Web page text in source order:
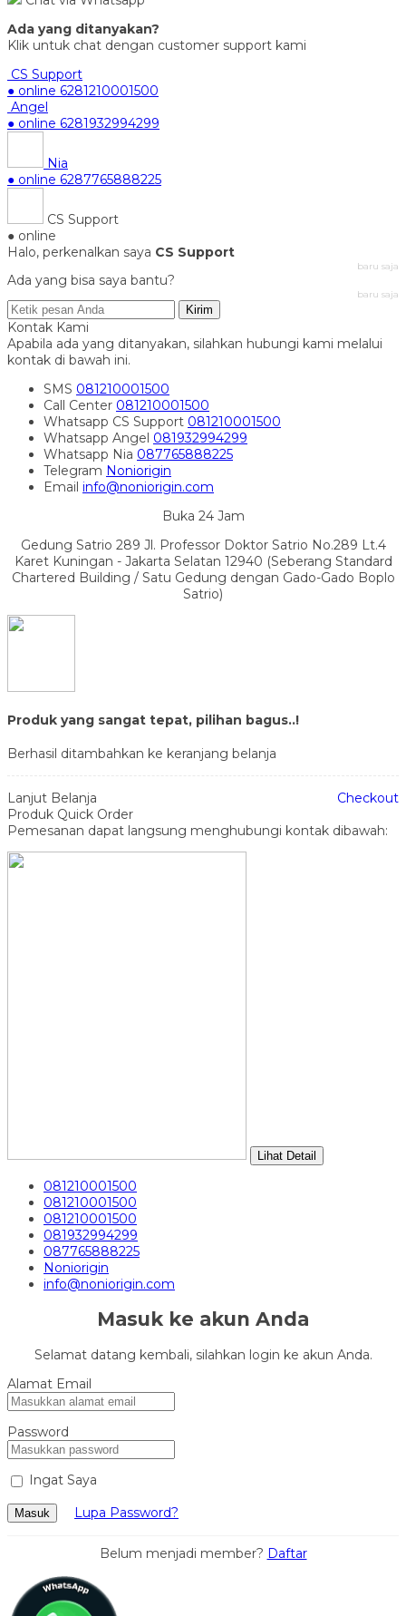
Ada yang ditanyakan?
Klik untuk chat dengan customer support kami
CS Support
● online 6281210001500
Angel
● online 6281932994299
Nia
● online 6287765888225
CS Support
● online
Halo, perkenalkan saya CS Support
baru saja
Ada yang bisa saya bantu?
baru saja
Kirim
Kontak Kami
Apabila ada yang ditanyakan, silahkan hubungi kami melalui
kontak di bawah ini.
SMS 081210001500
Call Center 081210001500
Whatsapp CS Support 081210001500
Whatsapp Angel 081932994299
Whatsapp Nia 087765888225
Telegram Noniorigin
Email info@noniorigin.com
Buka 24 Jam
Gedung Satrio 289 Jl. Professor Doktor Satrio No.289 Lt.4
Karet Kuningan - Jakarta Selatan 12940 (Seberang Standard
Chartered Building / Satu Gedung dengan Gado-Gado Boplo
Satrio)
Produk yang sangat tepat, pilihan bagus..!
Berhasil ditambahkan ke keranjang belanja
Lanjut Belanja
Checkout
Produk Quick Order
Pemesanan dapat langsung menghubungi kontak dibawah:
Lihat Detail
081210001500
081210001500
081210001500
081932994299
087765888225
Noniorigin
info@noniorigin.com
Masuk ke akun Anda
Selamat datang kembali, silahkan login ke akun Anda.
Alamat Email
Password
Ingat Saya
Masuk Lupa Password?
Belum menjadi member? Daftar